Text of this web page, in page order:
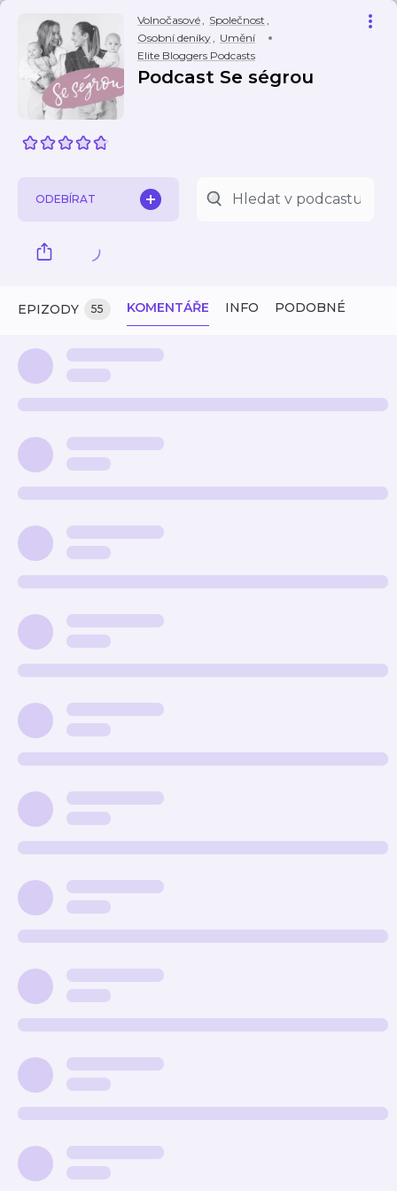
Volnočasové, Společnost ,
Osobní deníky, Umění
Elite Bloggers Podcasts
Podcast Se ségrou
ODEBÍRAT
EPIZODY 55 KOMENTÁŘE INFO PODOBNÉ